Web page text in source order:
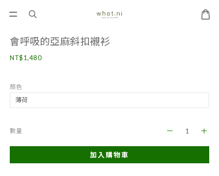
會呼吸的亞麻斜扣襯衫
NT$1,480
顏色
數量
加入購物車